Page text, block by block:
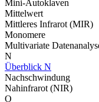
Mini-Autoklaven
Mittelwert
Mittleres Infrarot (MIR)
Monomere
Multivariate
N
Überblick N
Nachschwindung
Nahinfrarot (NIR)
O